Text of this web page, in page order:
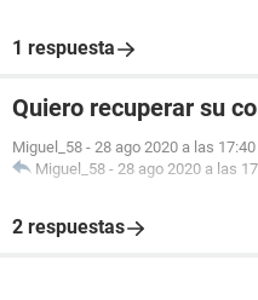
1 respuesta
Quiero recuperar su
Miguel_58 - 28 ago 2020 a las 17:40
Miguel_58 - 28 ago 2020 a las
2 respuestas